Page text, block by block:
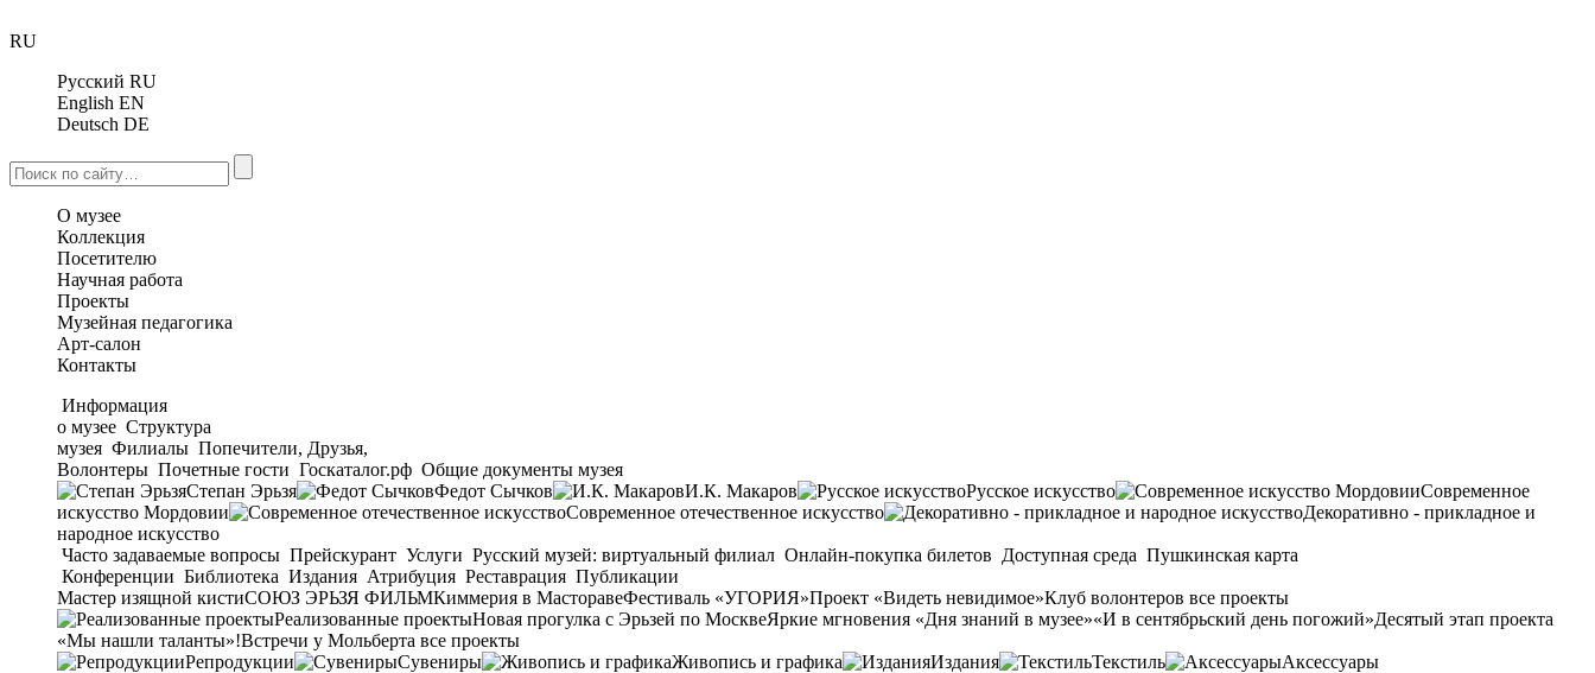
RU
Русский RU
English EN
Deutsch DE
О музее
Коллекция
Посетителю
Научная работа
Проекты
Музейная педагогика
Арт-салон
Контакты
Информация
о музее Структура
музея Филиалы Попечители, Друзья,
Волонтеры Почетные гости Госкаталог.рф Общие документы музея
Степан Эрьзя
Федот Сычков И.К. Макаров Русское искусство
Современное
искусство Мордовии
Современное отечественное искусство
Декоративно - прикладное и
народное искусство
Часто задаваемые вопросы Прейскурант Услуги Русский музей: виртуальный филиал Онлайн-покупка билетов Доступная среда Пушкинская карта
Конференции Библиотека Издания Атрибуция Реставрация Публикации
Мастер изящной кистиСОЮЗ ЭРЬЗЯ ФИЛЬМКиммерия в МасторавеФестиваль «УГОРИЯ»Проект «Видеть невидимое»Клуб волонтеров все проекты
Реализованные проектыНовая прогулка с Эрьзей по МосквеЯркие мгновения «Дня знаний в музее»«И в сентябрьский день погожий»Десятый этап проекта
«Мы нашли таланты»!Встречи у Мольберта все проекты
Репродукции
Сувениры Живопись и графика Издания Текстиль Аксессуары